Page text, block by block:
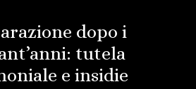
dopo i
tutela
e insidie